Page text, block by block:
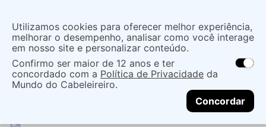
localização
As ofertas e opções de entrega variam de
acordo com a região.Não sei meu CEP
CONTINUAR
O que você procura?
Cabelo Marcas De Salão
Finalizadores
LEAVE IN KOSE BR COLOR SHINING ESS 120ML -
Utilizamos cookies para oferecer melhor experiência,
melhorar o desempenho, analisar como você interage
em nosso site e personalizar conteúdo.
Confirmo ser maior de 12 anos e ter
concordado com a Política de Privacidade da
Mundo do Cabeleireiro.
Concordar